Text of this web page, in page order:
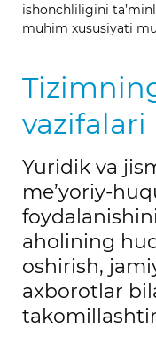
ishonchliligini
muhim xususiyati
vazifalari
Yuridik va
me’yoriy-
aholining
oshirish,
axborotlar